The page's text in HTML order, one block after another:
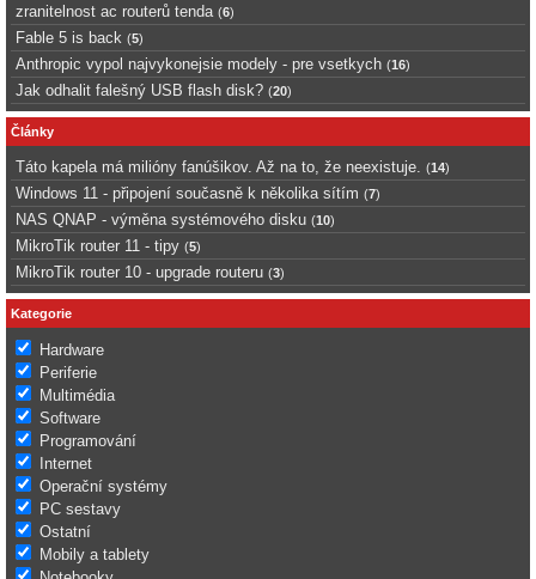
zranitelnost ac routerů tenda (6)
Fable 5 is back (5)
Anthropic vypol najvykonejsie modely - pre vsetkych (16)
Jak odhalit falešný USB flash disk? (20)
Články
Táto kapela má milióny fanúšikov. Až na to, že neexistuje. (14)
Windows 11 - připojení současně k několika sítím (7)
NAS QNAP - výměna systémového disku (10)
MikroTik router 11 - tipy (5)
MikroTik router 10 - upgrade routeru (3)
Kategorie
Hardware
Periferie
Multimédia
Software
Programování
Internet
Operační systémy
PC sestavy
Ostatní
Mobily a tablety